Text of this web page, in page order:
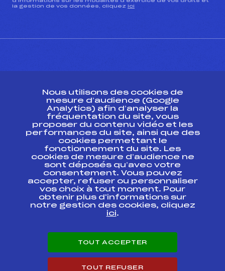
la gestion de vos données, cliquez ici
Ressources
Pass’Neige
Projet sportif fédéral
Projet de performance fédéral
Antidopage
Pôle Développement, Formation, Suivi
Scientifique
Listes ministérielles
Pôle vie de l’athlète
Enseignement professionnel
Carrières
Nous utilisons des cookies de
mesure d’audience (Google
Analytics) afin d’analyser la
fréquentation du site, vous
proposer du contenu vidéo et les
performances du site, ainsi que des
cookies permettant le
fonctionnement du site. Les
cookies de mesure d’audience ne
sont déposés qu’avec votre
consentement. Vous pouvez
accepter, refuser ou personnaliser
vos choix à tout moment. Pour
obtenir plus d'informations sur
notre gestion des cookies, cliquez
ici.
TOUT ACCEPTER
TOUT REFUSER